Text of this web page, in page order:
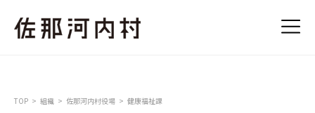
TOP 組織 佐那河内村役場 健康福祉課